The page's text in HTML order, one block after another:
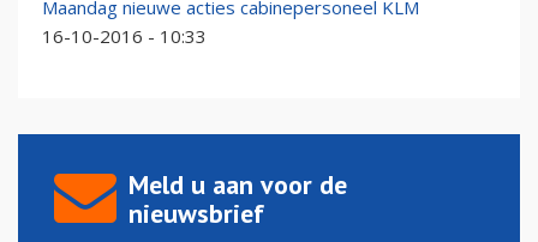
Maandag nieuwe acties cabinepersoneel KLM
16-10-2016 - 10:33
Meld u aan voor de
nieuwsbrief